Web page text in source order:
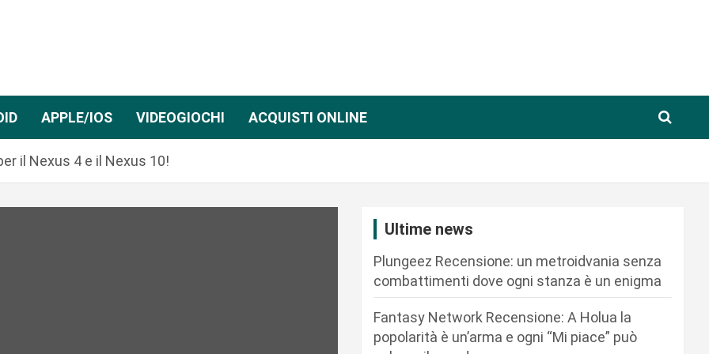
APPLE/IOS VIDEOGIOCHI ACQUISTI ONLINE
il Nexus 4 e il Nexus 10!
Ultime news
Plungeez Recensione: un metroidvania senza
combattimenti dove ogni stanza è un enigma
Fantasy Network Recensione: A Holua la
popolarità è un’arma e ogni “Mi piace” può